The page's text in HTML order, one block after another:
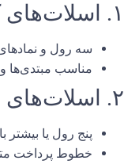
۱. اسلات‌های کلاسیک
سه رول و نمادهای
مناسب مبتدی‌ها
۲. اسلات‌های ویدئویی مدرن
پنج رول یا
خطوط پرداخت